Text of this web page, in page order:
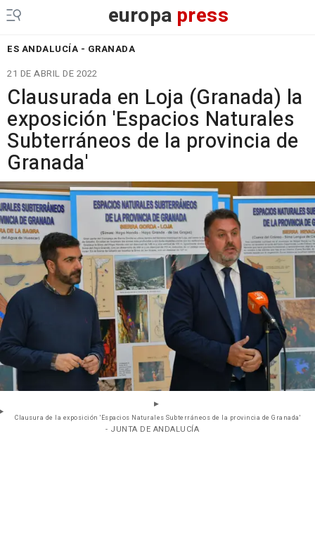
europa press
ES ANDALUCÍA - GRANADA
21 DE ABRIL DE 2022
Clausurada en Loja (Granada) la
exposición 'Espacios Naturales
Subterráneos de la provincia de
Granada'
Clausura de la exposición 'Espacios Naturales Subterráneos de la provincia de Granada'
- JUNTA DE ANDALUCÍA